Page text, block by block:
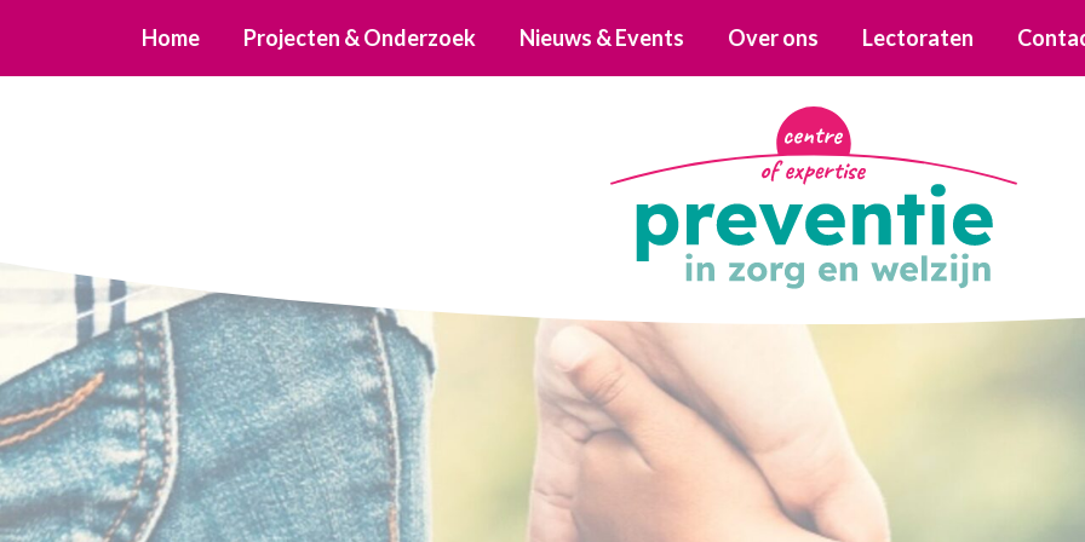
Home Projecten & Onderzoek Nieuws & Events Over ons Lectoraten